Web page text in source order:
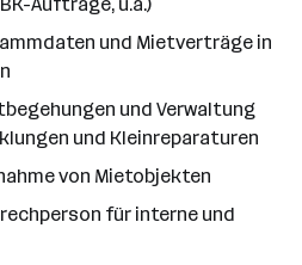
und Mietverträge in
und Verwaltung
und Kleinreparaturen
von Mietobjekten
für interne und